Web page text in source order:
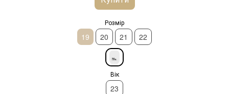
Розмір
19 20 21 22
Вік
23